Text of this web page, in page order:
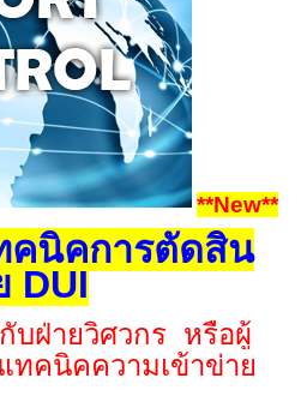
**New**
คนิคการตัดสิน
DUI
บฝ่ายวิศวกร หรือผู้
คนิคความเข้าข่าย